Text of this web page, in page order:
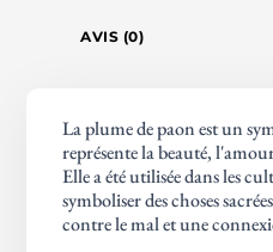
AVIS (0)
La plume de paon est un
représente la beauté,
Elle a été utilisée dans les
symboliser des choses
contre le mal et une